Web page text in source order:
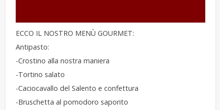
ECCO IL NOSTRO MENÙ GOURMET:
Antipasto:
-Crostino alla nostra maniera
-Tortino salato
-Caciocavallo del Salento e confettura
-Bruschetta al pomodoro saporito